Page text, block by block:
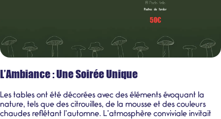
L’Ambiance : Une Soirée Unique
Les tables ont été décorées avec des éléments évoquant la
nature, tels que des citrouilles, de la mousse et des couleurs
chaudes reflétant l’automne. L’atmosphère conviviale invitait